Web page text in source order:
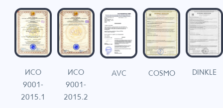
ИСО
9001-
2015.1
ИСО
9001-
2015.2
AVC COSMO DINKLE